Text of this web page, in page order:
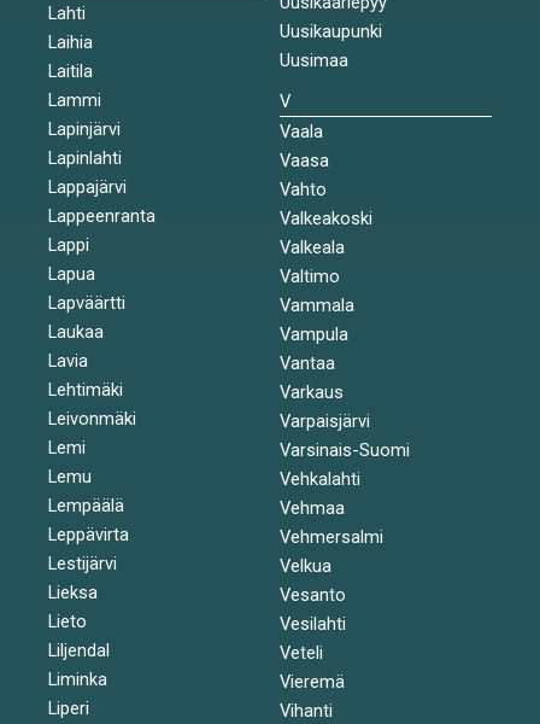
Lahti
Laihia
Laitila
Lammi
Lapinjärvi
Lapinlahti
Lappajärvi
Lappeenranta
Lappi
Lapua
Lapväärtti
Laukaa
Lavia
Lehtimäki
Leivonmäki
Lemi
Lemu
Lempäälä
Leppävirta
Lestijärvi
Lieksa
Lieto
Liljendal
Liminka
Liperi
Uusikaupunki
Uusimaa
V
Vaala
Vaasa
Vahto
Valkeakoski
Valkeala
Valtimo
Vammala
Vampula
Vantaa
Varkaus
Varpaisjärvi
Varsinais-Suomi
Vehkalahti
Vehmaa
Vehmersalmi
Velkua
Vesanto
Vesilahti
Veteli
Vieremä
Vihanti